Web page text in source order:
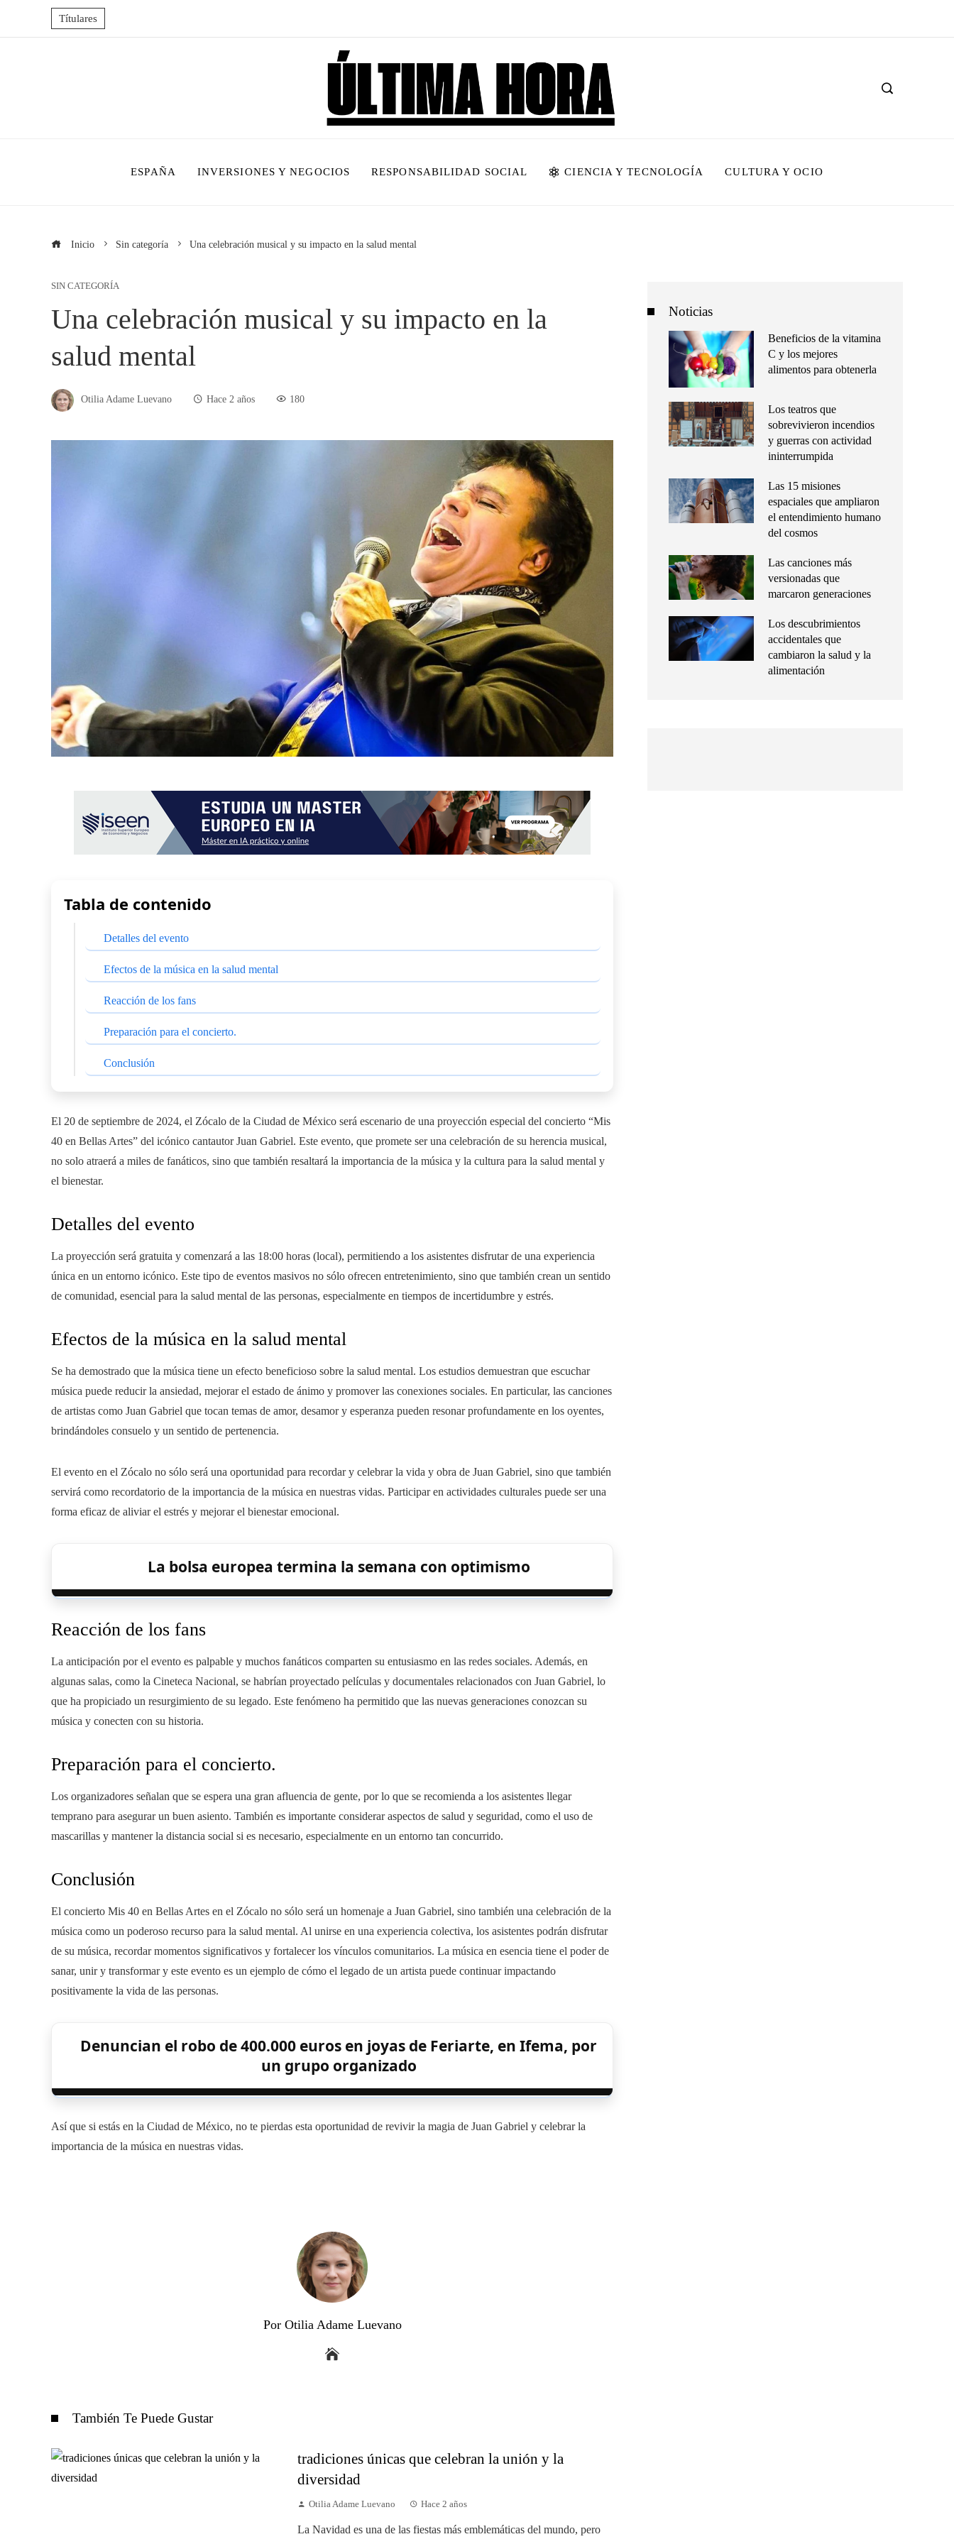
Títulares
ESPAÑA INVERSIONES Y NEGOCIOS RESPONSABILIDAD SOCIAL CIENCIA Y TECNOLOGÍA CULTURA Y OCIO
Inicio Sin categoría Una celebración musical y su impacto en la salud mental
SIN CATEGORÍA
Una celebración musical y su impacto en la
salud mental
Otilia Adame Luevano Hace 2 años 180
Tabla de contenido
Detalles del evento
Efectos de la música en la salud mental
Reacción de los fans
Preparación para el concierto.
Conclusión
El 20 de septiembre de 2024, el Zócalo de la Ciudad de México será escenario de una proyección especial del concierto “Mis
40 en Bellas Artes” del icónico cantautor Juan Gabriel. Este evento, que promete ser una celebración de su herencia musical,
no solo atraerá a miles de fanáticos, sino que también resaltará la importancia de la música y la cultura para la salud mental y
el bienestar.
Detalles del evento
La proyección será gratuita y comenzará a las 18:00 horas (local), permitiendo a los asistentes disfrutar de una experiencia
única en un entorno icónico. Este tipo de eventos masivos no sólo ofrecen entretenimiento, sino que también crean un sentido
de comunidad, esencial para la salud mental de las personas, especialmente en tiempos de incertidumbre y estrés.
Efectos de la música en la salud mental
Se ha demostrado que la música tiene un efecto beneficioso sobre la salud mental. Los estudios demuestran que escuchar
música puede reducir la ansiedad, mejorar el estado de ánimo y promover las conexiones sociales. En particular, las canciones
de artistas como Juan Gabriel que tocan temas de amor, desamor y esperanza pueden resonar profundamente en los oyentes,
brindándoles consuelo y un sentido de pertenencia.
El evento en el Zócalo no sólo será una oportunidad para recordar y celebrar la vida y obra de Juan Gabriel, sino que también
servirá como recordatorio de la importancia de la música en nuestras vidas. Participar en actividades culturales puede ser una
forma eficaz de aliviar el estrés y mejorar el bienestar emocional.
La bolsa europea termina la semana con optimismo
Reacción de los fans
La anticipación por el evento es palpable y muchos fanáticos comparten su entusiasmo en las redes sociales. Además, en
algunas salas, como la Cineteca Nacional, se habrían proyectado películas y documentales relacionados con Juan Gabriel, lo
que ha propiciado un resurgimiento de su legado. Este fenómeno ha permitido que las nuevas generaciones conozcan su
música y conecten con su historia.
Preparación para el concierto.
Los organizadores señalan que se espera una gran afluencia de gente, por lo que se recomienda a los asistentes llegar
temprano para asegurar un buen asiento. También es importante considerar aspectos de salud y seguridad, como el uso de
mascarillas y mantener la distancia social si es necesario, especialmente en un entorno tan concurrido.
Conclusión
El concierto Mis 40 en Bellas Artes en el Zócalo no sólo será un homenaje a Juan Gabriel, sino también una celebración de la
música como un poderoso recurso para la salud mental. Al unirse en una experiencia colectiva, los asistentes podrán disfrutar
de su música, recordar momentos significativos y fortalecer los vínculos comunitarios. La música en esencia tiene el poder de
sanar, unir y transformar y este evento es un ejemplo de cómo el legado de un artista puede continuar impactando
positivamente la vida de las personas.
Denuncian el robo de 400.000 euros en joyas de Feriarte, en Ifema, por
un grupo organizado
Así que si estás en la Ciudad de México, no te pierdas esta oportunidad de revivir la magia de Juan Gabriel y celebrar la
importancia de la música en nuestras vidas.
Por Otilia Adame Luevano
También Te Puede Gustar
tradiciones únicas que celebran la unión y la
diversidad
Otilia Adame Luevano Hace 2 años
La Navidad es una de las fiestas más emblemáticas del mundo, pero
Noticias
Beneficios de la vitamina
C y los mejores
alimentos para obtenerla
Los teatros que
sobrevivieron incendios
y guerras con actividad
ininterrumpida
Las 15 misiones
espaciales que ampliaron
el entendimiento humano
del cosmos
Las canciones más
versionadas que
marcaron generaciones
Los descubrimientos
accidentales que
cambiaron la salud y la
alimentación